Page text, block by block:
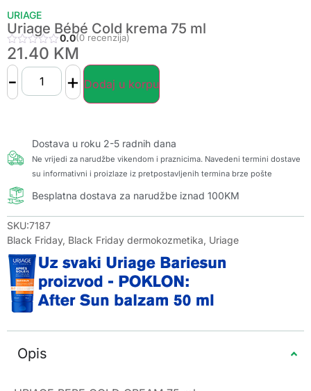
URIAGE
Uriage Bébé Cold krema 75 ml
0.0(0 recenzija)
21.40 KM
- + Dodaj u korpu
Dostava u roku 2-5 radnih dana
Ne vrijedi za narudžbe vikendom i praznicima. Navedeni termini dostave
su informativni i proizlaze iz pretpostavljenih termina brze pošte
Besplatna dostava za narudžbe iznad 100KM
SKU:7187
Black Friday, Black Friday dermokozmetika, Uriage
Opis